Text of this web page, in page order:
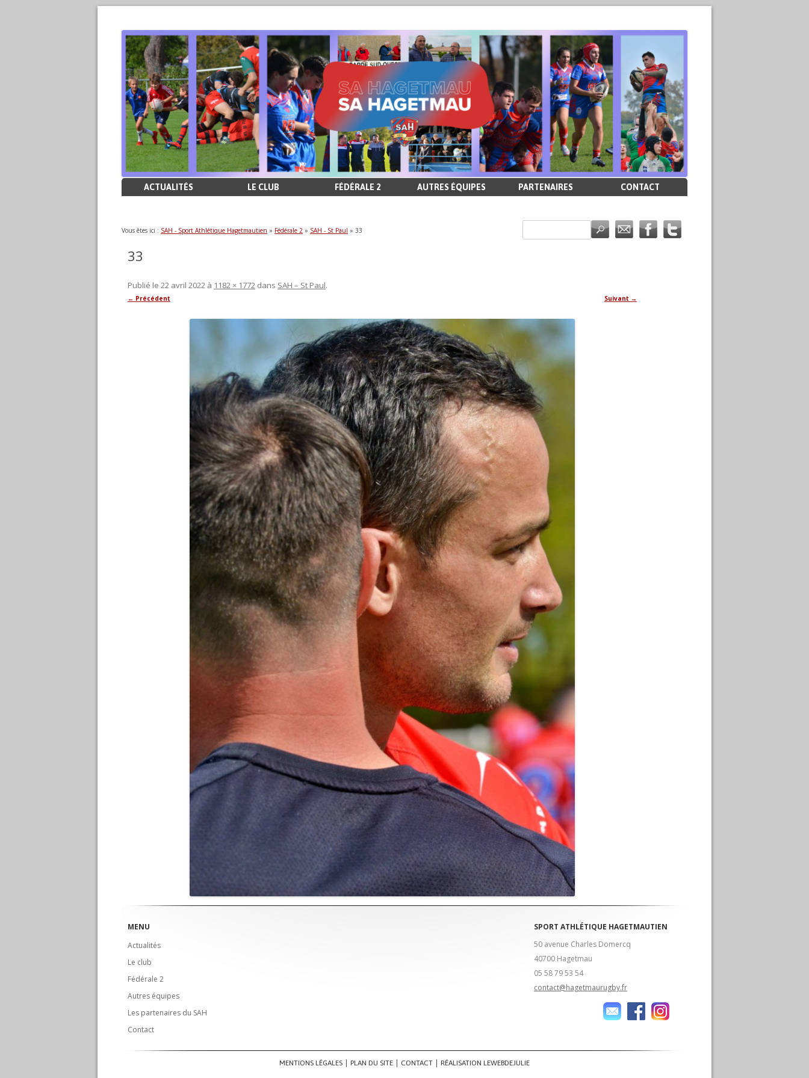
Aller
contenu
ACTUALITÉS LE CLUB FÉDÉRALE 2 AUTRES ÉQUIPES PARTENAIRES CONTACT
Vous êtes ici : SAH - Sport Athlétique Hagetmautien » Fédérale 2 » SAH - St Paul » 33
33
Publié le 22 avril 2022 à 1182 × 1772 dans SAH – St Paul.
← Précédent Suivant →
MENU
Actualités
Le club
Fédérale 2
Autres équipes
Les partenaires du SAH
Contact
SPORT ATHLÉTIQUE HAGETMAUTIEN
50 avenue Charles Domercq
40700 Hagetmau
05 58 79 53 54
contact@hagetmaurugby.fr
MENTIONS LÉGALES PLAN DU SITE CONTACT RÉALISATION LEWEBDEJULIE